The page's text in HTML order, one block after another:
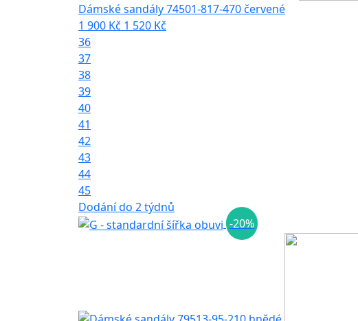
Dámské sandály 74501-817-470 červené
1 900 Kč 1 520 Kč
36
37
38
39
40
41
42
43
44
45
Dodání do 2 týdnů
-20%